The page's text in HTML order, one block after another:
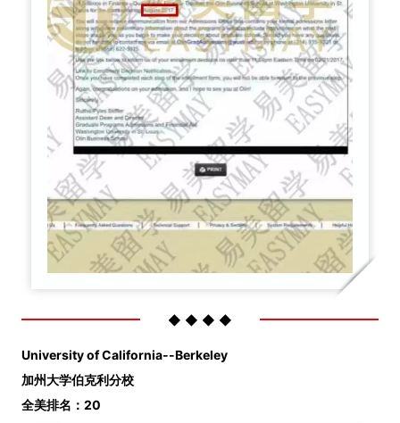
◆ ◆ ◆ ◆
University of California--Berkeley
加州大学伯克利分校
全美排名：20